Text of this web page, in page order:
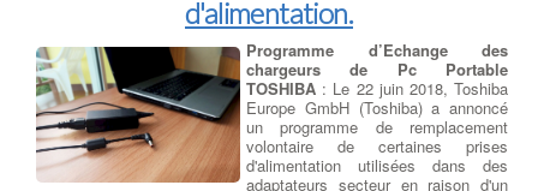
d'alimentation.
Programme d’Echange des
chargeurs de Pc Portable
TOSHIBA : Le 22 juin 2018, Toshiba
Europe GmbH (Toshiba) a annoncé
un programme de remplacement
volontaire de certaines prises
d'alimentation utilisées dans des
adaptateurs secteur en raison d'un